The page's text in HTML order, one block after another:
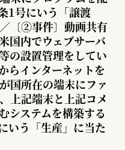
1号にいう「譲渡
〔②事件〕動画共有
国内でウェブサーバ
の設置管理をしてい
らインターネットを
国所在の端末にファ
上記端末と上記コメ
システムを構築する
いう「生産」に当た